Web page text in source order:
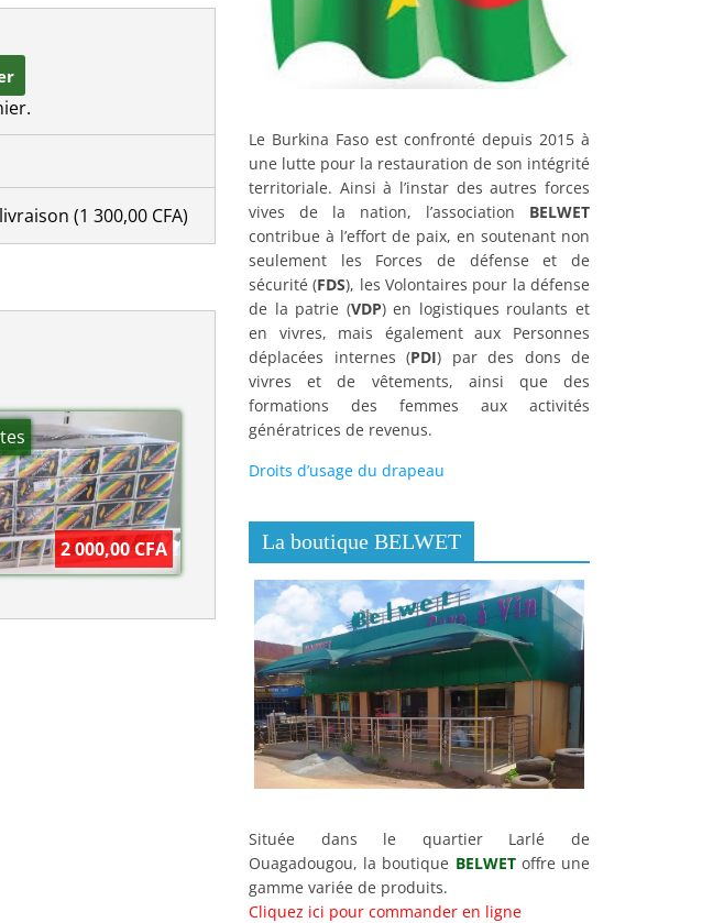
(1 300,00 CFA)
2 000,00 CFA
Le Burkina Faso est confronté depuis 2015 à
une lutte pour la restauration de son intégrité
territoriale. Ainsi à l’instar des autres forces
vives de la nation, l’association BELWET
contribue à l’effort de paix, en soutenant non
seulement les Forces de défense et de
sécurité (FDS), les Volontaires pour la défense
de la patrie (VDP) en logistiques roulants et
en vivres, mais également aux Personnes
déplacées internes (PDI) par des dons de
vivres et de vêtements, ainsi que des
formations des femmes aux activités
génératrices de revenus.
Droits d’usage du drapeau
La boutique BELWET
Située dans le quartier Larlé de
Ouagadougou, la boutique BELWEToffre une
gamme variée de produits.
Cliquez ici pour commander en ligne